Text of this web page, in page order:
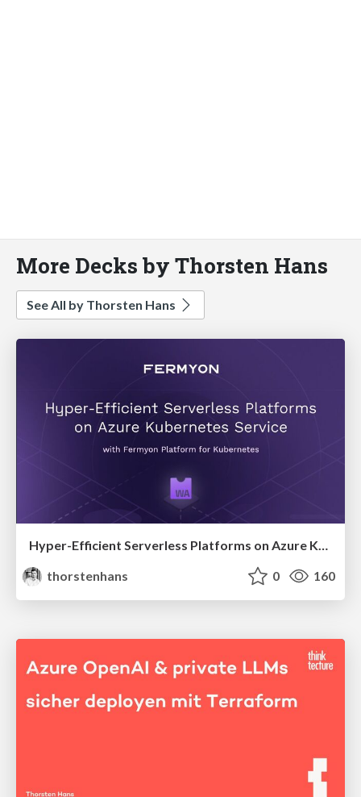
More Decks by Thorsten Hans
See All by Thorsten Hans
Hyper-Efficient Serverless Platforms on Azure Kubernetes Service with Fermyon Platform for Kubernetes
thorstenhans
0 160